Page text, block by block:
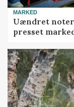
MARKED
Uændret
presset